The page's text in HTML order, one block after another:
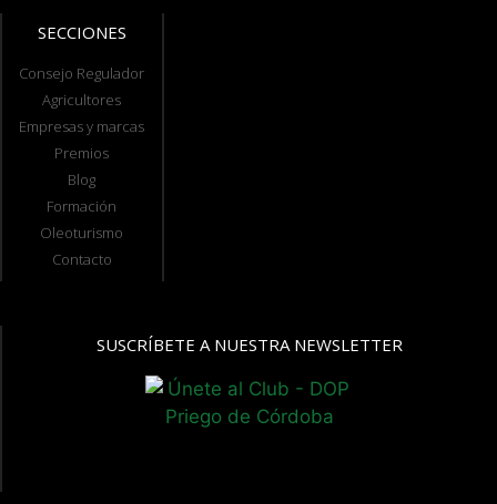
SECCIONES
Consejo Regulador
Agricultores
Empresas y marcas
Premios
Blog
Formación
Oleoturismo
Contacto
SUSCRÍBETE A NUESTRA NEWSLETTER